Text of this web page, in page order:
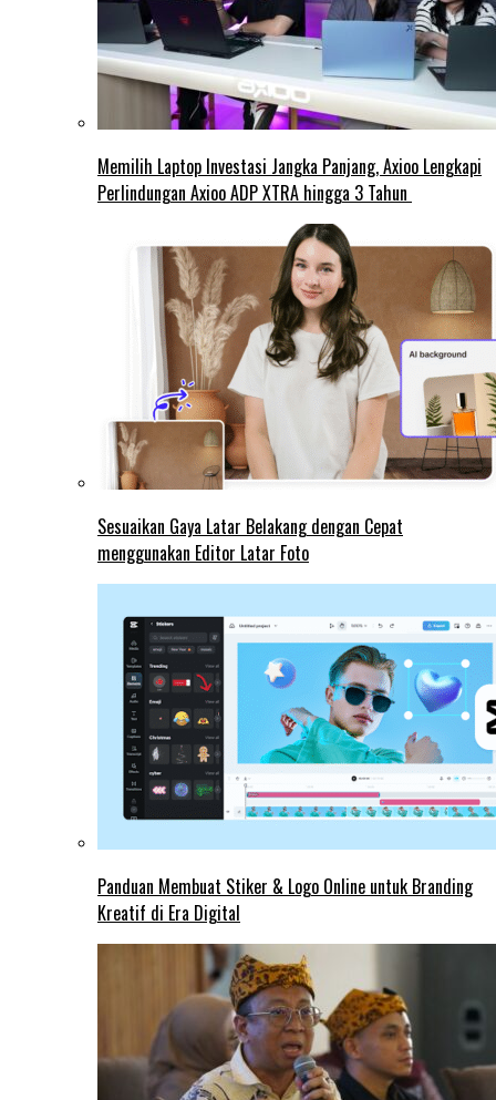
Memilih Laptop Investasi Jangka Panjang, Axioo Lengkapi
Perlindungan Axioo ADP XTRA hingga 3 Tahun
Sesuaikan Gaya Latar Belakang dengan Cepat
menggunakan Editor Latar Foto
Panduan Membuat Stiker & Logo Online untuk Branding
Kreatif di Era Digital